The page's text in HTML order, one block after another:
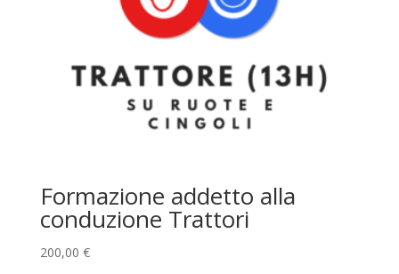
Formazione addetto alla
conduzione Trattori
200,00 €